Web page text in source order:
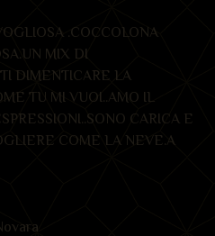
.COCCOLONA
MIX DI
DIMENTICARE LA
TU MI VUOI..AMO IL
CARICA E
COME LA NEVE.A